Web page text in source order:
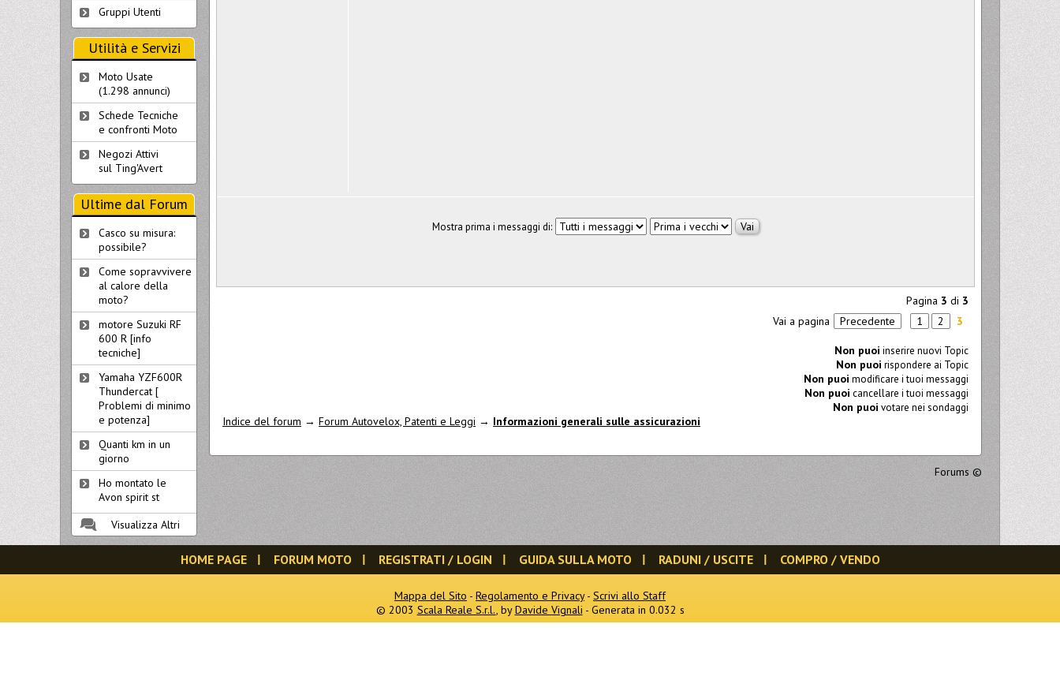
Mostra prima i messaggi di:
Pagina 3 di 3
Vai a pagina
Precedente 1 2 3
Non puoi inserire nuovi Topic
Non puoi rispondere ai Topic
Non puoi modificare i tuoi messaggi
Non puoi cancellare i tuoi messaggi
Non puoi votare nei sondaggi
Indice del forum → Forum Autovelox, Patenti e Leggi → Informazioni generali sulle assicurazioni
Forums ©
Gruppi Utenti
Utilità e Servizi
Moto Usate
(1.298 annunci)
Schede Tecniche
e confronti Moto
Negozi Attivi
sul Ting'Avert
Ultime dal Forum
Casco su misura:
possibile?
Come sopravvivere
al calore della
moto?
motore Suzuki RF
600 R [info
tecniche]
Yamaha YZF600R
Thundercat [
Problemi di minimo
e potenza]
Quanti km in un
giorno
Ho montato le
Avon spirit st
Visualizza Altri
HOME PAGE FORUM MOTO REGISTRATI / LOGIN GUIDA SULLA MOTO RADUNI / USCITE COMPRO / VENDO
Mappa del Sito - Regolamento e Privacy- Scrivi allo Staff
© 2003 Scala Reale S.r.l., byDavide Vignali - Generata in 0.032 s